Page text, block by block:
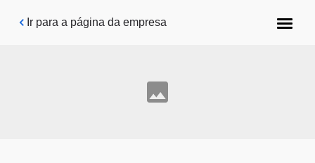
Pular para o conteúdo principal
Ir para a página da empresa